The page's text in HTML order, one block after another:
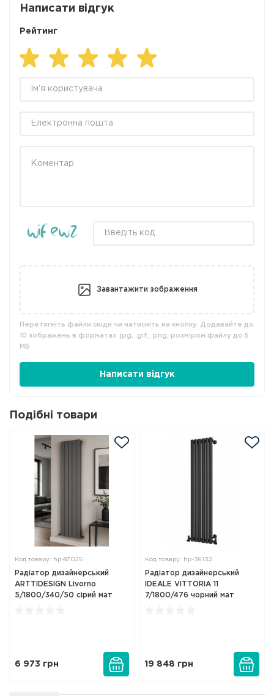
Написати відгук
Рейтинг
Завантажити зображення
Перетягніть файли сюди чи натисніть на кнопку. Додавайте до
10 зображень в форматах .jpg, .gif, .png, розміром файлу до 5
МБ
Написати відгук
Подібні товари
Код товару: hp-87025
Радіатор дизайнерський
ARTTIDESIGN Livorno
5/1800/340/50 сірий мат
6 973 грн
Код товару: hp-36132
Радіатор дизайнерський
IDEALE VITTORIA 11
7/1800/476 чорний мат
19 848 грн